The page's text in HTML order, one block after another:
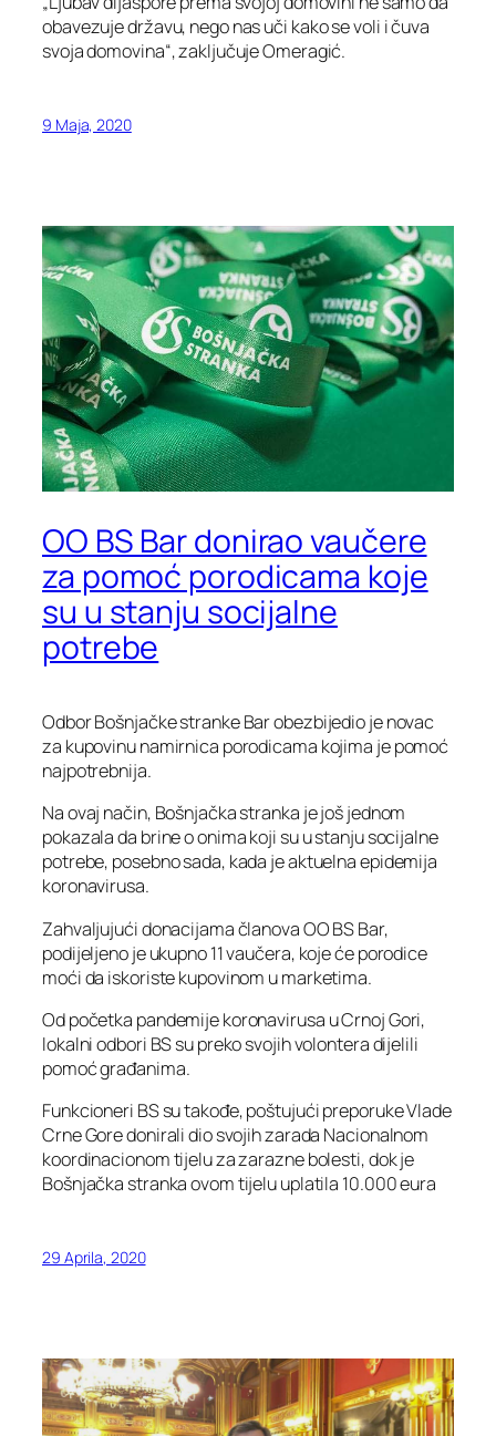
obavezuje državu, nego nas uči kako se voli i čuva
svoja domovina“, zaključuje Omeragić.
9 Maja, 2020
OO BS Bar donirao vaučere
za pomoć porodicama koje
su u stanju socijalne
potrebe
Odbor Bošnjačke stranke Bar obezbijedio je novac
za kupovinu namirnica porodicama kojima je pomoć
najpotrebnija.
Na ovaj način, Bošnjačka stranka je još jednom
pokazala da brine o onima koji su u stanju socijalne
potrebe, posebno sada, kada je aktuelna epidemija
koronavirusa.
Zahvaljujući donacijama članova OO BS Bar,
podijeljeno je ukupno 11 vaučera, koje će porodice
moći da iskoriste kupovinom u marketima.
Od početka pandemije koronavirusa u Crnoj Gori,
lokalni odbori BS su preko svojih volontera dijelili
pomoć građanima.
Funkcioneri BS su takođe, poštujući preporuke Vlade
Crne Gore donirali dio svojih zarada Nacionalnom
koordinacionom tijelu za zarazne bolesti, dok je
Bošnjačka stranka ovom tijelu uplatila 10.000 eura
29 Aprila, 2020